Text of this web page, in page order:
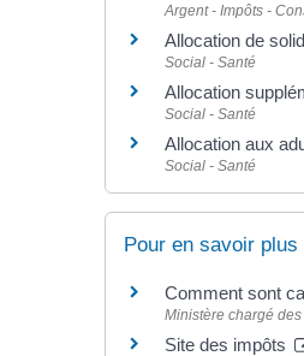
Argent - Impôts -
Allocation de
Social - Santé
Allocation
Social - Santé
Allocation aux
Social - Santé
Pour en savoir plus
Comment sont
Ministère chargé
Site des impôts